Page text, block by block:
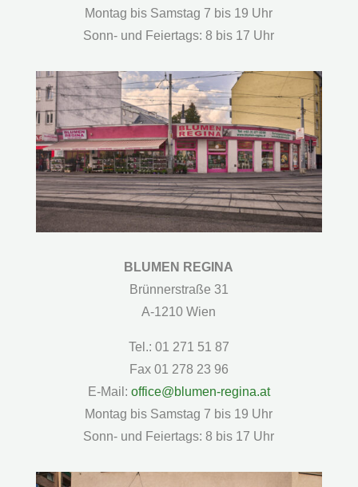
Montag bis Samstag 7 bis 19 Uhr
Sonn- und Feiertags: 8 bis 17 Uhr
BLUMEN REGINA
Brünnerstraße 31
A-1210 Wien
Tel.: 01 271 51 87
Fax 01 278 23 96
E-Mail: office@blumen-regina.at
Montag bis Samstag 7 bis 19 Uhr
Sonn- und Feiertags: 8 bis 17 Uhr